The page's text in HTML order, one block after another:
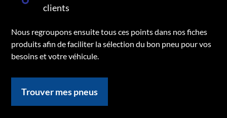
clients
Nous regroupons ensuite tous ces points dans nos fiches
produits afin de faciliter la sélection du bon pneu pour vos
besoins et votre véhicule.
Trouver mes pneus